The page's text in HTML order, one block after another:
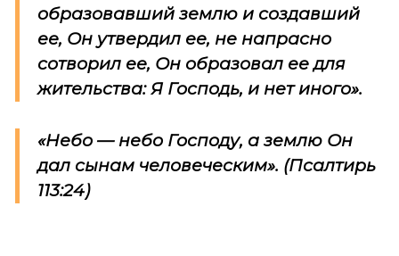
образовавший землю и создавший
ее, Он утвердил ее, не напрасно
сотворил ее, Он образовал ее для
жительства: Я Господь, и нет иного».
«Небо — небо Господу, а землю Он
дал сынам человеческим». (Псалтирь
113:24)